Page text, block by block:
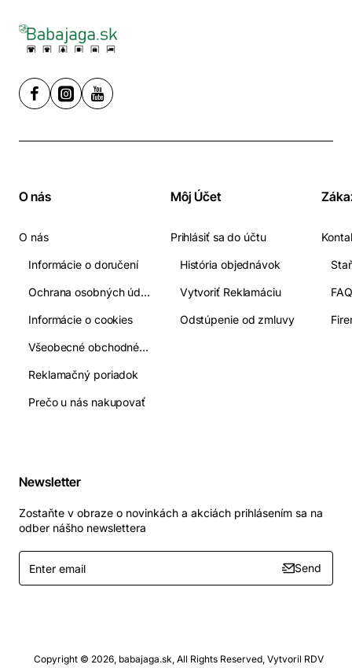
O nás
O nás
Informácie o doručení
Ochrana osobných údajov
Informácie o cookies
Všeobecné obchodné podmienky
Reklamačný poriadok
Prečo u nás nakupovať
Môj Účet
Prihlásiť sa do účtu
História objednávok
Vytvoriť Reklamáciu
Odstúpenie od zmluvy
Newsletter
Zostaňte v obraze o novinkách a akciách prihlásením sa na
odber nášho newslettera
Enter
email
Send
Copyright © 2026, babajaga.sk, All Rights Reserved, Vytvoril RDV